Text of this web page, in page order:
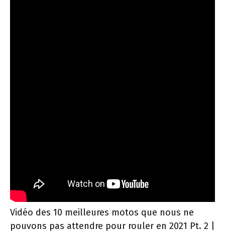
Vidéo des 10 meilleures motos que nous ne
pouvons pas attendre pour rouler en 2021 Pt. 2 |